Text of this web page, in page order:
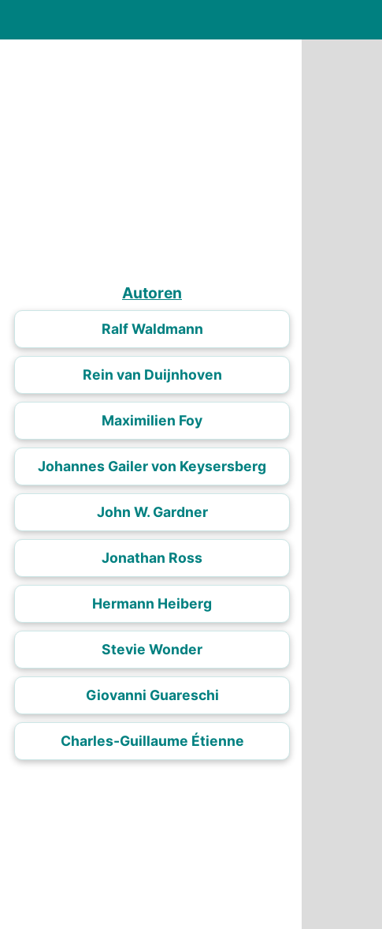
Autoren
Ralf Waldmann
Rein van Duijnhoven
Maximilien Foy
Johannes Gailer von Keysersberg
John W. Gardner
Jonathan Ross
Hermann Heiberg
Stevie Wonder
Giovanni Guareschi
Charles-Guillaume Étienne